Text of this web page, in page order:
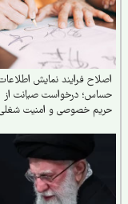
فرایند نمایش اطلاعات
درخواست صیانت از
خصوصی و امنیت شغلی